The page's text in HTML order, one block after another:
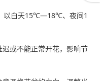
以白天15℃—18℃、夜间1
或不能正常开花，影响节